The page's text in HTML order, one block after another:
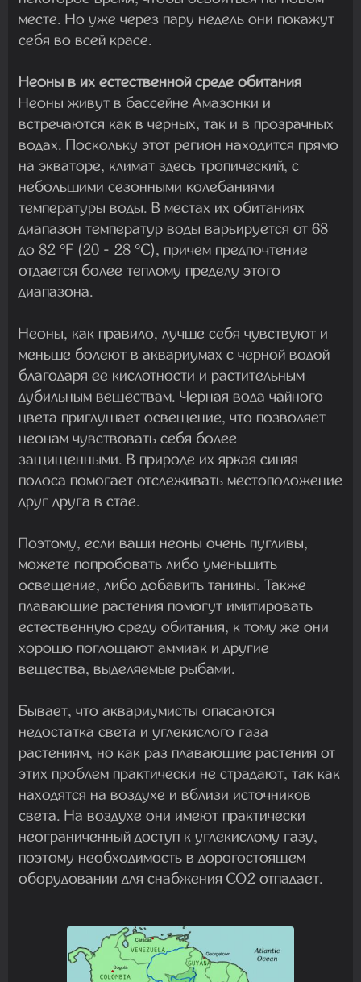
месте. Но уже через пару недель они покажут
себя во всей красе.
Неоны в их естественной среде обитания
Неоны живут в бассейне Амазонки и
встречаются как в черных, так и в прозрачных
водах. Поскольку этот регион находится прямо
на экваторе, климат здесь тропический, с
небольшими сезонными колебаниями
температуры воды. В местах их обитаниях
диапазон температур воды варьируется от 68
до 82 °F (20 - 28 °C), причем предпочтение
отдается более теплому пределу этого
диапазона.
Неоны, как правило, лучше себя чувствуют и
меньше болеют в аквариумах с черной водой
благодаря ее кислотности и растительным
дубильным веществам. Черная вода чайного
цвета приглушает освещение, что позволяет
неонам чувствовать себя более
защищенными. В природе их яркая синяя
полоса помогает отслеживать местоположение
друг друга в стае.
Поэтому, если ваши неоны очень пугливы,
можете попробовать либо уменьшить
освещение, либо добавить танины. Также
плавающие растения помогут имитировать
естественную среду обитания, к тому же они
хорошо поглощают аммиак и другие
вещества, выделяемые рыбами.
Бывает, что аквариумисты опасаются
недостатка света и углекислого газа
растениям, но как раз плавающие растения от
этих проблем практически не страдают, так как
находятся на воздухе и вблизи источников
света. На воздухе они имеют практически
неограниченный доступ к углекислому газу,
поэтому необходимость в дорогостоящем
оборудовании для снабжения CO2 отпадает.